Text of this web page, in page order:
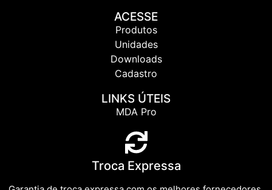
ACESSE
Produtos
Unidades
Downloads
Cadastro
LINKS ÚTEIS
MDA Pro
Troca Expressa